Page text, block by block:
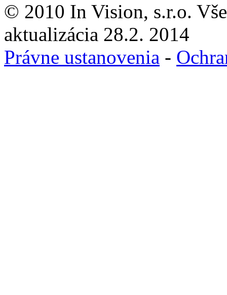
© 2010 In Vision, s.r.o.
aktualizácia 28.2. 2014
Právne ustanovenia -